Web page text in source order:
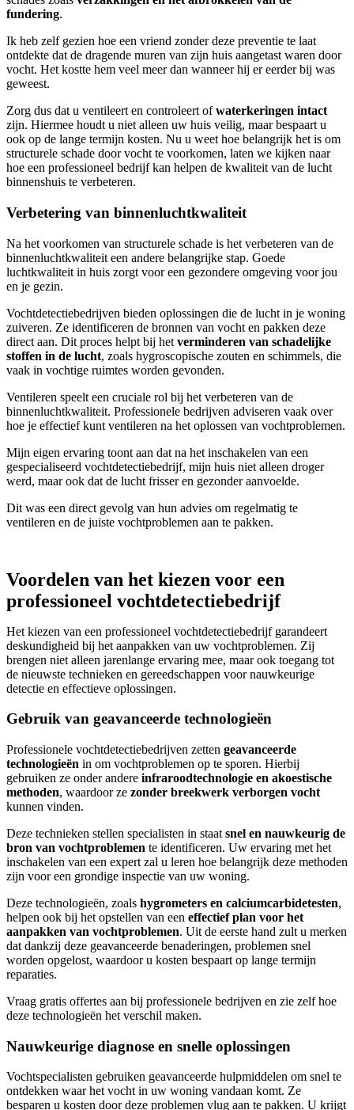
fundering.
Ik heb zelf gezien hoe een vriend zonder deze preventie te laat
ontdekte dat de dragende muren van zijn huis aangetast waren door
vocht. Het kostte hem veel meer dan wanneer hij er eerder bij was
geweest.
Zorg dus dat u ventileert en controleert ofwaterkeringen intact
zijn. Hiermee houdt u niet alleen uw huis veilig, maar bespaart u
ook op de lange termijn kosten. Nu u weet hoe belangrijk het is om
structurele schade door vocht te voorkomen, laten we kijken naar
hoe een professioneel bedrijf kan helpen de kwaliteit van de lucht
binnenshuis te verbeteren.
Verbetering van binnenluchtkwaliteit
Na het voorkomen van structurele schade is het verbeteren van de
binnenluchtkwaliteit een andere belangrijke stap. Goede
luchtkwaliteit in huis zorgt voor een gezondere omgeving voor jou
en je gezin.
Vochtdetectiebedrijven bieden oplossingen die de lucht in je woning
zuiveren. Ze identificeren de bronnen van vocht en pakken deze
direct aan. Dit proces helpt bij het verminderen van schadelijke
stoffen in de lucht, zoals hygroscopische zouten en schimmels, die
vaak in vochtige ruimtes worden gevonden.
Ventileren speelt een cruciale rol bij het verbeteren van de
binnenluchtkwaliteit. Professionele bedrijven adviseren vaak over
hoe je effectief kunt ventileren na het oplossen van vochtproblemen.
Mijn eigen ervaring toont aan dat na het inschakelen van een
gespecialiseerd vochtdetectiebedrijf, mijn huis niet alleen droger
werd, maar ook dat de lucht frisser en gezonder aanvoelde.
Dit was een direct gevolg van hun advies om regelmatig te
ventileren en de juiste vochtproblemen aan te pakken.
Voordelen van het kiezen voor een
professioneel vochtdetectiebedrijf
Het kiezen van een professioneel vochtdetectiebedrijf garandeert
deskundigheid bij het aanpakken van uw vochtproblemen. Zij
brengen niet alleen jarenlange ervaring mee, maar ook toegang tot
de nieuwste technieken en gereedschappen voor nauwkeurige
detectie en effectieve oplossingen.
Gebruik van geavanceerde technologieën
Professionele vochtdetectiebedrijven zetten geavanceerde
technologieën in om vochtproblemen op te sporen. Hierbij
gebruiken ze onder andere infraroodtechnologie en akoestische
methoden, waardoor ze zonder breekwerk verborgen vocht
kunnen vinden.
Deze technieken stellen specialisten in staat snel en nauwkeurig de
bron van vochtproblemen te identificeren. Uw ervaring met het
inschakelen van een expert zal u leren hoe belangrijk deze methoden
zijn voor een grondige inspectie van uw woning.
Deze technologieën, zoals hygrometers en calciumcarbidetesten,
helpen ook bij het opstellen van een effectief plan voor het
aanpakken van vochtproblemen. Uit de eerste hand zult u merken
dat dankzij deze geavanceerde benaderingen, problemen snel
worden opgelost, waardoor u kosten bespaart op lange termijn
reparaties.
Vraag gratis offertes aan bij professionele bedrijven en zie zelf hoe
deze technologieën het verschil maken.
Nauwkeurige diagnose en snelle oplossingen
Vochtspecialisten gebruiken geavanceerde hulpmiddelen om snel te
ontdekken waar het vocht in uw woning vandaan komt. Ze
besparen u kosten door deze problemen vlug aan te pakken. U krijgt